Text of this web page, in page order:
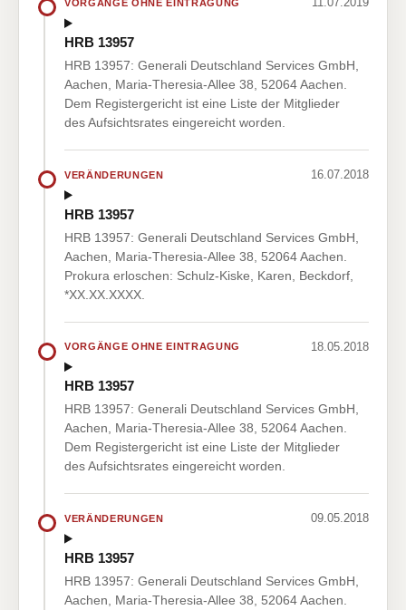
VORGÄNGE OHNE EINTRAGUNG
HRB 13957
HRB 13957: Generali Deutschland Services GmbH,
Aachen, Maria-Theresia-Allee 38, 52064 Aachen.
Dem Registergericht ist eine Liste der Mitglieder
des Aufsichtsrates eingereicht worden.
VERÄNDERUNGEN 16.07.2018
HRB 13957
HRB 13957: Generali Deutschland Services GmbH,
Aachen, Maria-Theresia-Allee 38, 52064 Aachen.
Prokura erloschen: Schulz-Kiske, Karen, Beckdorf,
*XX.XX.XXXX.
VORGÄNGE OHNE EINTRAGUNG 18.05.2018
HRB 13957
HRB 13957: Generali Deutschland Services GmbH,
Aachen, Maria-Theresia-Allee 38, 52064 Aachen.
Dem Registergericht ist eine Liste der Mitglieder
des Aufsichtsrates eingereicht worden.
VERÄNDERUNGEN 09.05.2018
HRB 13957
HRB 13957: Generali Deutschland Services GmbH,
Aachen, Maria-Theresia-Allee 38, 52064 Aachen.